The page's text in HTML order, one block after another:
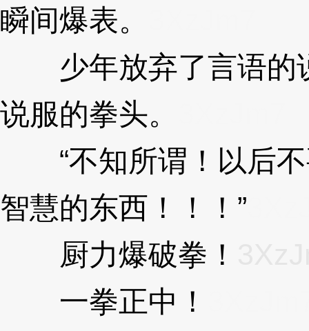
瞬间爆表。
少年放弃了言语的
说服的拳头。
“不知所谓！以后不
智慧的东西！！！”
厨力爆破拳！
一拳正中！